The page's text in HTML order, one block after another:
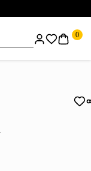
0